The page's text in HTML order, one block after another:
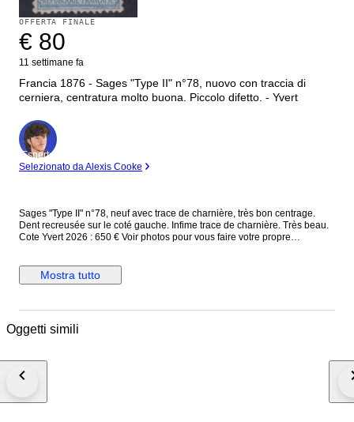
OFFERTA FINALE
€ 80
11 settimane fa
Francia 1876 - Sages "Type II" n°78, nuovo con traccia di
cerniera, centratura molto buona. Piccolo difetto. - Yvert
Esperto
Selezionato da Alexis Cooke
Sages "Type II" n°78, neuf avec trace de charnière, très bon centrage.
Dent recreusée sur le coté gauche. Infime trace de charnière. Très beau.
Cote Yvert 2026 : 650 € Voir photos pour vous faire votre propre
Mostra tutto
Oggetti simili